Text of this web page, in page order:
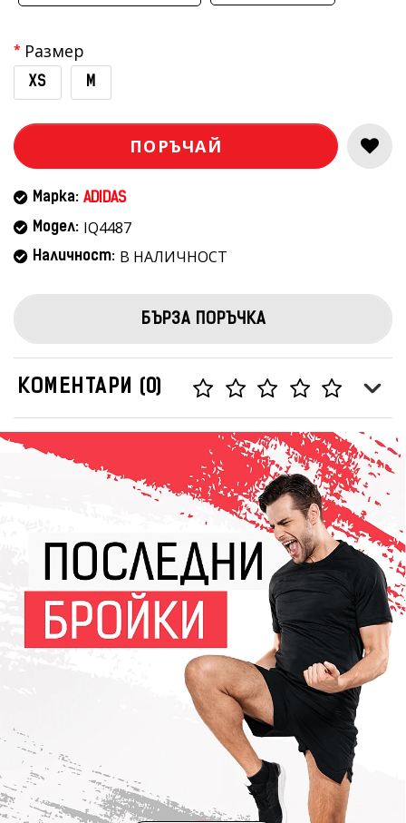
Размер
XS M
ПОРЪЧАЙ
Марка: ADIDAS
Модел: IQ4487
Наличност: В НАЛИЧНОСТ
БЪРЗА ПОРЪЧКА
КОМЕНТАРИ (0)